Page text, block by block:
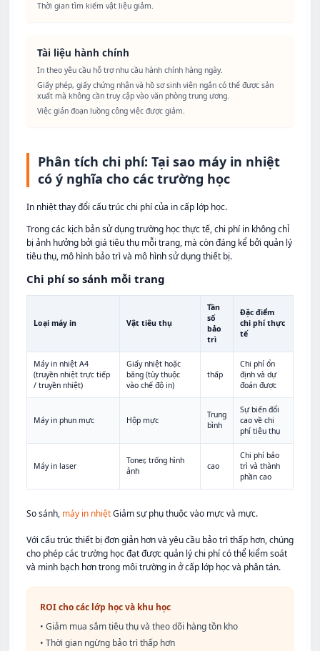
Thời gian tìm kiếm vật liệu giảm.
Tài liệu hành chính
In theo yêu cầu hỗ trợ nhu cầu hành chính hàng ngày.
Giấy phép, giấy chứng nhận và hồ sơ sinh viên ngắn có thể được sản
xuất mà không cần truy cập vào văn phòng trung ương.
Việc gián đoạn luồng công việc được giảm.
Phân tích chi phí: Tại sao máy in nhiệt
có ý nghĩa cho các trường học
In nhiệt thay đổi cấu trúc chi phí của in cấp lớp học.
Trong các kịch bản sử dụng trường học thực tế, chi phí in không chỉ
bị ảnh hưởng bởi giá tiêu thụ mỗi trang, mà còn đáng kể bởi quản lý
tiêu thụ, mô hình bảo trì và mô hình sử dụng thiết bị.
Chi phí so sánh mỗi trang
Loại máy in Vật tiêu thụ
Tần
số
bảo
trì
Đặc điểm
chi phí thực
tế
Máy in nhiệt A4
(truyền nhiệt trực tiếp
/ truyền nhiệt)
Giấy nhiệt hoặc
băng (tùy thuộc
vào chế độ in)
thấp
Chi phí ổn
định và dự
đoán được
Máy in phun mực Hộp mực
Trung
bình
Sự biến đổi
cao về chi
phí tiêu thụ
Máy in laser
Toner, trống hình
ảnh
cao
Chi phí bảo
trì và thành
phần cao
So sánh, máy in nhiệtGiảm sự phụ thuộc vào mực và mực.
Với cấu trúc thiết bị đơn giản hơn và yêu cầu bảo trì thấp hơn, chúng
cho phép các trường học đạt được quản lý chi phí có thể kiểm soát
và minh bạch hơn trong môi trường in ở cấp lớp học và phân tán.
ROI cho các lớp học và khu học
• Giảm mua sắm tiêu thụ và theo dõi hàng tồn kho
• Thời gian ngừng bảo trì thấp hơn